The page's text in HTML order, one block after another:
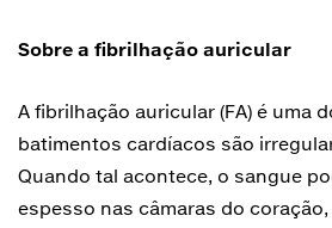
Sobre a fibrilhação auricular
A fibrilhação auricular (FA) é uma
batimentos cardíacos são
Quando tal acontece, o sangue
espesso nas câmaras do